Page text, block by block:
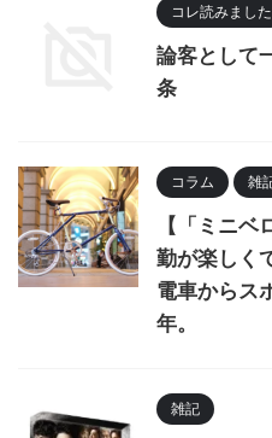
コレ読みました
論客として
条
コラム 雑
【「ミニ
勤が楽しく
電車からス
年。
雑記